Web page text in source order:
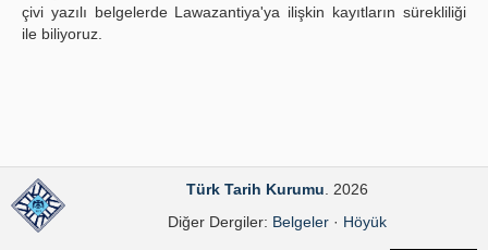
çivi yazılı belgelerde Lawazantiya'ya ilişkin kayıtların sürekliliği
ile biliyoruz.
Türk Tarih Kurumu . 2026
Diğer Dergiler: Belgeler· Höyük